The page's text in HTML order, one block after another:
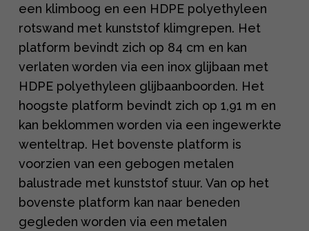
een klimboog en een HDPE polyethyleen
rotswand met kunststof klimgrepen. Het
platform bevindt zich op 84 cm en kan
verlaten worden via een inox glijbaan met
HDPE polyethyleen glijbaanboorden. Het
hoogste platform bevindt zich op 1,91 m en
kan beklommen worden via een ingewerkte
wenteltrap. Het bovenste platform is
voorzien van een gebogen metalen
balustrade met kunststof stuur. Van op het
bovenste platform kan naar beneden
gegleden worden via een metalen